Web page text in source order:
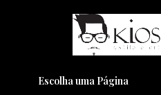
Escolha uma Página
Pensando em